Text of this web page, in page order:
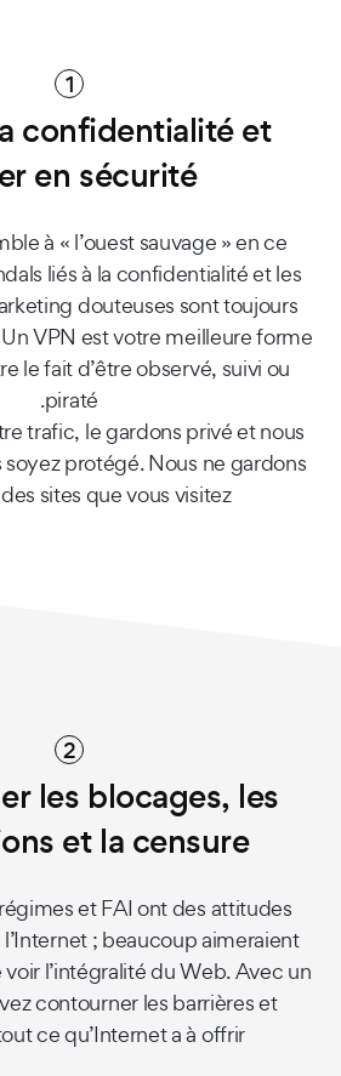
1
confidentialité et
en sécurité
à « l’ouest sauvage » en ce
liés à la confidentialité et les
douteuses sont toujours
VPN est votre meilleure forme
le fait d’être observé, suivi ou
piraté.
trafic, le gardons privé et nous
soyez protégé. Nous ne gardons
sites que vous visitez.
2
les blocages, les
et la censure
et FAI ont des attitudes
; beaucoup aimeraient
l’intégralité du Web. Avec un
contourner les barrières et
ce qu’Internet a à offrir.